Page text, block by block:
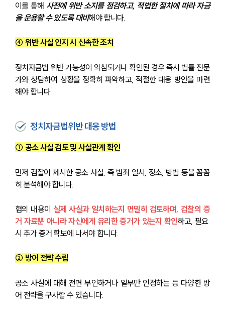
이를 통해 사전에 위반 소지를 점검하고, 적법한 절차에 따라 자금
을 운용할 수 있도록 대비해야 합니다.
④ 위반 사실 인지 시 신속한 조치
정치자금법 위반 가능성이 의심되거나 확인된 경우 즉시 법률 전문
가와 상담하여 상황을 정확히 파악하고, 적절한 대응 방안을 마련
해야 합니다.
정치자금법위반 대응 방법
① 공소 사실 검토 및 사실관계 확인
먼저 검찰이 제시한 공소 사실, 즉 범죄 일시, 장소, 방법 등을 꼼꼼
히 분석해야 합니다.
혐의 내용이 실제 사실과 일치하는지 면밀히 검토하며, 검찰의 증
거 자료뿐 아니라 자신에게 유리한 증거가 있는지 확인하고, 필요
시 추가 증거 확보에 나서야 합니다.
② 방어 전략 수립
공소 사실에 대해 전면 부인하거나 일부만 인정하는 등 다양한 방
어 전략을 구사할 수 있습니다.